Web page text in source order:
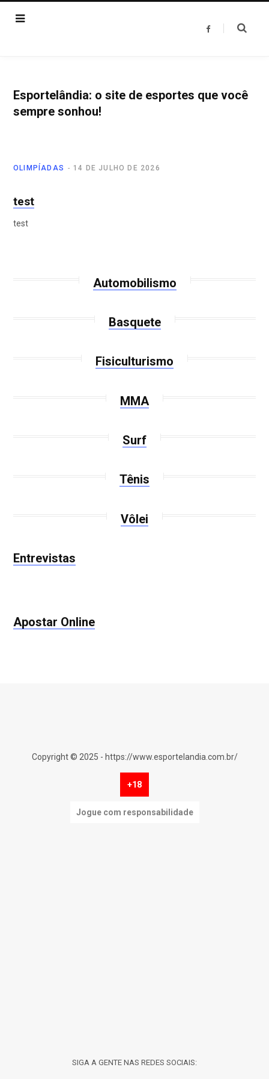
F
Esportelândia: o site de esportes que você
sempre sonhou!
OLIMPÍADAS 14 DE JULHO DE 2026
test
test
Automobilismo
Basquete
Fisiculturismo
MMA
Surf
Tênis
Vôlei
Entrevistas
Apostar Online
Copyright © 2025 - https://www.esportelandia.com.br/
+18
Jogue com responsabilidade
SIGA A GENTE NAS REDES SOCIAIS: